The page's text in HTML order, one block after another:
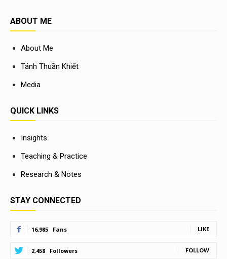
ABOUT ME
About Me
Tánh Thuần Khiết
Media
QUICK LINKS
Insights
Teaching & Practice
Research & Notes
STAY CONNECTED
16,985 Fans LIKE
2,458 Followers FOLLOW